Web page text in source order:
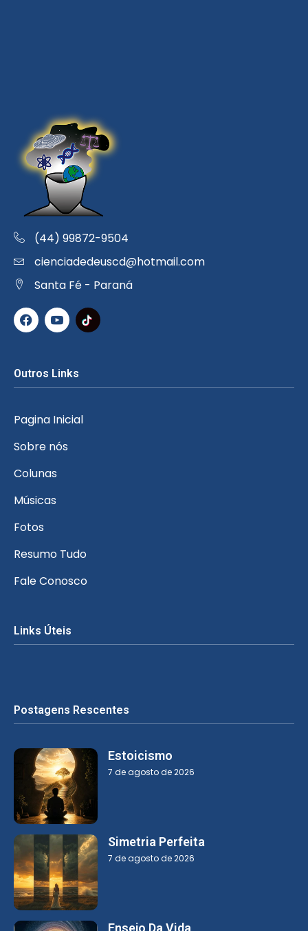
(44) 99872-9504
cienciadedeuscd@hotmail.com
Santa Fé - Paraná
Outros Links
Pagina Inicial
Sobre nós
Colunas
Músicas
Fotos
Resumo Tudo
Fale Conosco
Links Úteis
Postagens Rescentes
Estoicismo
7 de agosto de 2026
Simetria Perfeita
7 de agosto de 2026
Ensejo Da Vida